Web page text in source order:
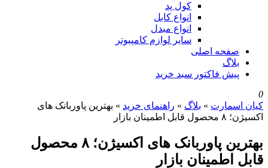
کول پد
انواع کابل
انواع مبدل
سایر لوازم کامپیوتر
صفحه اصلی
بلاگ
پیش فاکتور سبد خرید
0
کیان اسمارت » بلاگ » راهنمای خرید » بهترین پاوربانک های
اکسیژن؛ ۸ محصول قابل اطمینان بازار
بهترین پاوربانک های اکسیژن؛ ۸ محصول
قابل اطمینان بازار